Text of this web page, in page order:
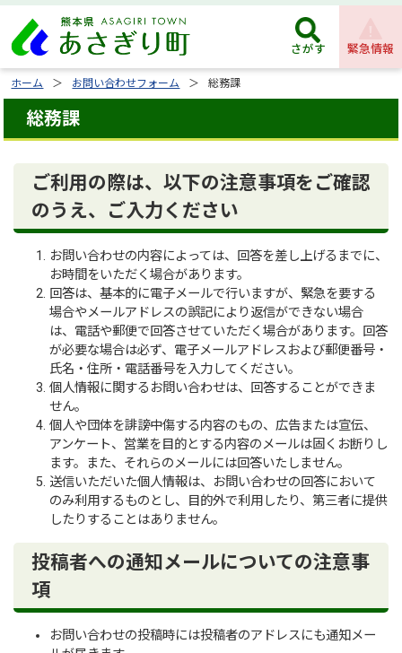
さがす 緊急情報
ホーム お問い合わせフォーム 総務課
総務課
ご利用の際は、以下の注意事項をご確認
のうえ、ご入力ください
お問い合わせの内容によっては、回答を差し上げるまでに、
お時間をいただく場合があります。
回答は、基本的に電子メールで行いますが、緊急を要する
場合やメールアドレスの誤記により返信ができない場合
は、電話や郵便で回答させていただく場合があります。回答
が必要な場合は必ず、電子メールアドレスおよび郵便番号・
氏名・住所・電話番号を入力してください。
個人情報に関するお問い合わせは、回答することができま
せん。
個人や団体を誹謗中傷する内容のもの、広告または宣伝、
アンケート、営業を目的とする内容のメールは固くお断りし
ます。また、それらのメールには回答いたしません。
送信いただいた個人情報は、お問い合わせの回答において
のみ利用するものとし、目的外で利用したり、第三者に提供
したりすることはありません。
投稿者への通知メールについての注意事
項
お問い合わせの投稿時には投稿者のアドレスにも通知メー